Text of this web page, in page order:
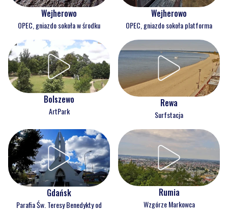
Wejherowo
OPEC, gniazdo sokoła w środku
Wejherowo
OPEC, gniazdo sokoła platforma
Bolszewo
ArtPark
Rewa
Surfstacja
Gdańsk
Parafia Św. Teresy Benedykty od
Rumia
Wzgórze Markowca